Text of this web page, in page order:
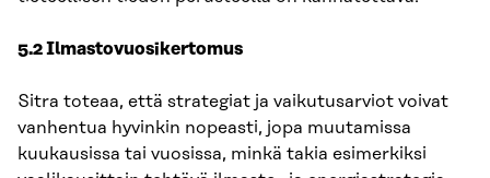
5.2 Ilmastovuosikertomus
Sitra toteaa, että strategiat ja vaikutusarviot voivat
vanhentua hyvinkin nopeasti, jopa muutamissa
kuukausissa tai vuosissa, minkä takia esimerkiksi